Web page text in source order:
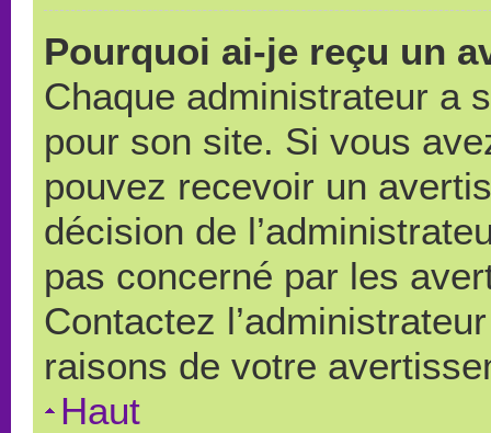
Pourquoi ai-je reçu un
Chaque administrateur a
pour son site. Si vous
pouvez recevoir un
décision de
pas concerné par les
Contactez
raisons de votre
Haut